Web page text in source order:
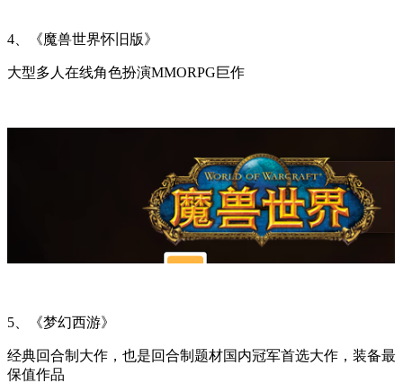
4、《魔兽世界怀旧版》
大型多人在线角色扮演MMORPG巨作
5、《梦幻西游》
经典回合制大作，也是回合制题材国内冠军首选大作，装备最
保值作品